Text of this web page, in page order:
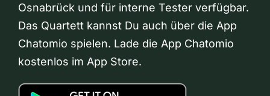
Osnabrück und für interne Tester verfügbar.
Das Quartett kannst Du auch über die App
Chatomio spielen. Lade die App Chatomio
kostenlos im App Store.